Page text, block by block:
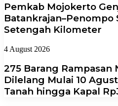
Pemkab Mojokerto
Batankrajan–Penompo
Setengah Kilometer
4 August 2026
275 Barang Rampasan
Dilelang Mulai 10
Tanah hingga Kapal